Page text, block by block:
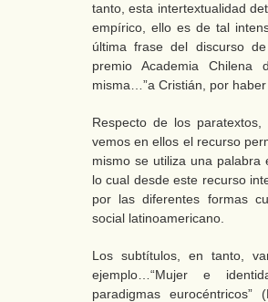
tanto, esta intertextualidad
empírico, ello es de tal
última frase del discurso
premio Academia
misma…”a Cristián, por haber
Respecto de los
vemos en ellos el recurso
mismo se utiliza una palabra
lo cual desde este recurso
por las diferentes formas
social latinoamericano.
Los subtítulos, en tanto,
ejemplo…“Mujer e
paradigmas